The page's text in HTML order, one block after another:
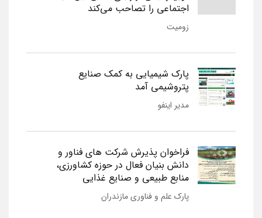
اجتماعی را تصاحب می‌کند
زومیت
پارک شیمیایی به کمک صنایع
پتروشیمی آمد
مدیر اینفو
فراخوان پذیرش شرکت های فناور و
دانش بنیان فعال در حوزه کشاورزی،
منابع طبیعی و صنایع غذایی
پارک علم و فناوری مازندران